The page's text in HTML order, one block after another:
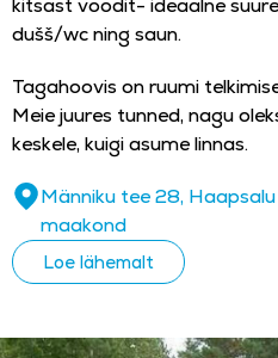
kitsast voodit- ideaalne
dušš/wc ning saun.
Tagahoovis on ruumi
Meie juures tunned, nagu
keskele, kuigi asume linnas.
Männiku tee 28,
maakond
Loe lähemalt